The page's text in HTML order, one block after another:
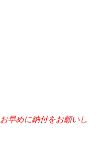
早めに納付をお願いし